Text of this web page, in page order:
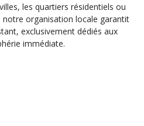
les quartiers résidentiels ou
organisation locale garantit
exclusivement dédiés aux
immédiate.